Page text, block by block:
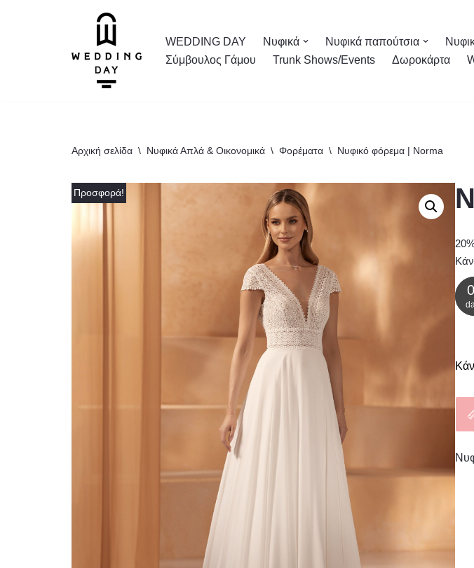
WEDDING DAY Νυφικά Νυφικά παπούτσια
Σύμβουλος Γάμου
Trunk Shows/Events Δωροκάρτα
Αρχική σελίδα \ Νυφικά Απλά & Οικονομικά \ Φορέματα \ Νυφικό φόρεμα | Norma
Προσφορά!